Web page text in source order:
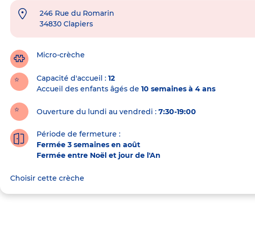
Adresse
crèche
246 Rue du Romarin
34830 Clapiers
Micro-crèche
Capacité d'accueil
12
Accueil des enfants âgés de 10 semaines à 4 ans
Ouverture du lundi au vendredi : 7:30-19:00
Période de fermeture :
Fermée 3 semaines en août
Fermée entre Noël et jour de l'An
Choisir cette crèche